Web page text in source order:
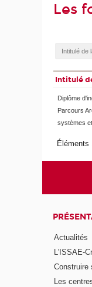
Les
Intitulé
Diplôme
Parcours
systèmes
Éléments
Actualités
L'ISSAE-
Construire
Les